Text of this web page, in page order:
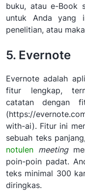
buku, atau e-Book
untuk Anda yang
penelitian, atau
5. Evernote
Evernote adalah
fitur lengkap,
catatan dengan
(https://
with-ai). Fitur ini
sebuah teks
notulen meeting
poin-poin padat.
teks minimal 300
diringkas.